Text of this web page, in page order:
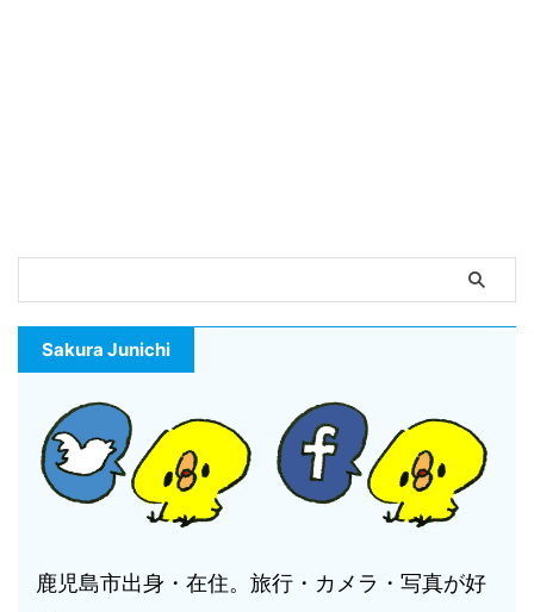
Sakura Junichi
鹿児島市出身・在住。旅行・カメラ・写真が好